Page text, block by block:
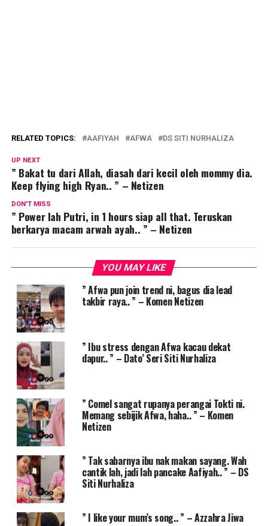
RELATED TOPICS: AAFIYAH AFWA DS SITI NURHALIZA
UP NEXT
” Bakat tu dari Allah, diasah dari kecil oleh mommy dia.
Keep flying high Ryan.. ” – Netizen
DON'T MISS
” Power lah Putri, in 1 hours siap all that. Teruskan
berkarya macam arwah ayah.. ” – Netizen
YOU MAY LIKE
” Afwa pun join trend ni, bagus dia lead
takbir raya.. ” – Komen Netizen
” Ibu stress dengan Afwa kacau dekat
dapur.. ” – Dato’ Seri Siti Nurhaliza
” Comel sangat rupanya perangai Tokti ni.
Memang sebijik Afwa, haha.. ” – Komen
Netizen
” Tak sabarnya ibu nak makan sayang. Wah
cantik lah, jadi lah pancake Aafiyah.. ” – DS
Siti Nurhaliza
” I like your mum’s song.. ” – Azzahra Jiwa